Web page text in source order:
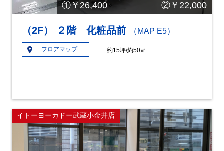
①￥26,400 ②￥22,000
（2F） ２階 化粧品前 （MAP E5）
フロアマップ 約15坪/約50㎡
イトーヨーカドー武蔵小金井店